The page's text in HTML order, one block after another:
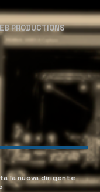
PRODUCTIONS
la nuova dirigente